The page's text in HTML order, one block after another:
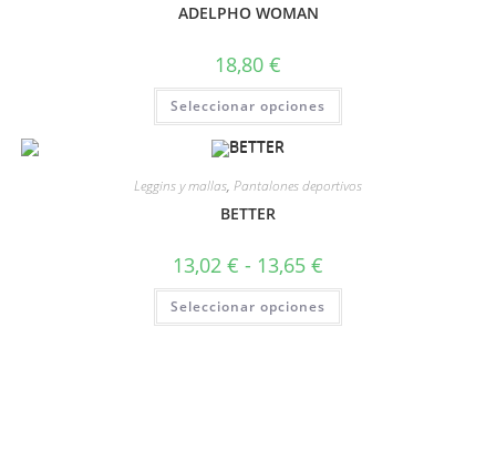
ADELPHO WOMAN
18,80 €
Seleccionar opciones
Leggins y mallas, Pantalones deportivos
BETTER
13,02 € - 13,65 €
Seleccionar opciones